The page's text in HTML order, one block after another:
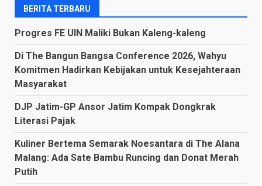
BERITA TERBARU
Progres FE UIN Maliki Bukan Kaleng-kaleng
Di The Bangun Bangsa Conference 2026, Wahyu
Komitmen Hadirkan Kebijakan untuk Kesejahteraan
Masyarakat
DJP Jatim-GP Ansor Jatim Kompak Dongkrak
Literasi Pajak
Kuliner Bertema Semarak Noesantara di The Alana
Malang: Ada Sate Bambu Runcing dan Donat Merah
Putih